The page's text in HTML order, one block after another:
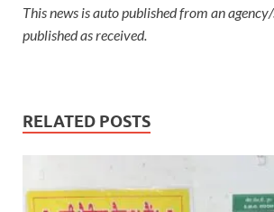
This news is auto published from an
published as received.
RELATED POSTS